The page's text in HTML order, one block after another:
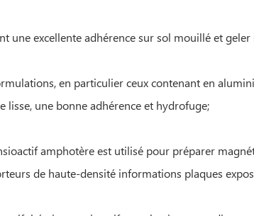
une excellente adhérence sur sol mouillé et
en particulier ceux contenant en
lisse, une bonne adhérence et hydrofuge;
amphotère est utilisé pour préparer
de haute-densité informations plaques